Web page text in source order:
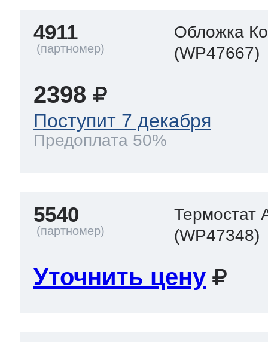
4911
Обложка
(WP47667)
2398
Поступит 7 декабря
Предоплата 50%
5540
Термостат
(WP47348)
Уточнить цену